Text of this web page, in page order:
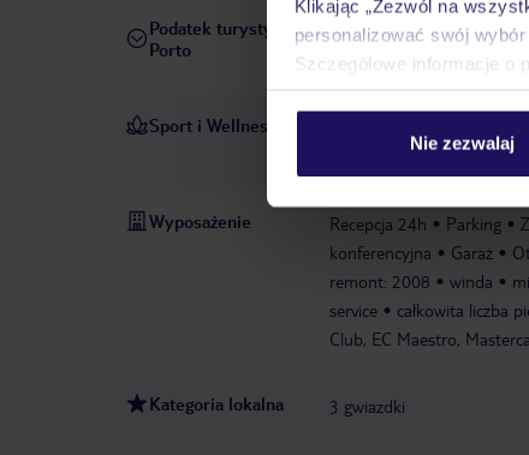
Klikając „Zezwól na
personalizować swój wybór
Szczegółowe informacje o
Nie zezwalaj
Podatek turystyczny
Porto
Obowiązuje podatek
Opłata pobierana jest w
Sport i Wellness
tenis, siłownia, spa i łaźnia
Wyposażenie Recepcja 24h Parking
konferencyjna
Garaż
remont: 2008
winda
service
całkowita liczba
Club, EC Maestro,
Kategoria lokalna 3 gwiazdki